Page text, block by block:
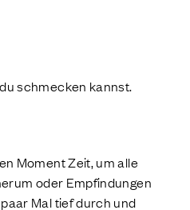
schmecken kannst.
Moment Zeit, um alle
oder Empfindungen
Mal tief durch und